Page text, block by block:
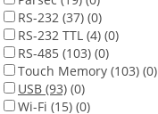
RS-232 (37) (0)
RS-232 TTL (4) (0)
RS-485 (103) (0)
Touch Memory (103) (0)
USB (93) (0)
Wi-Fi (15) (0)